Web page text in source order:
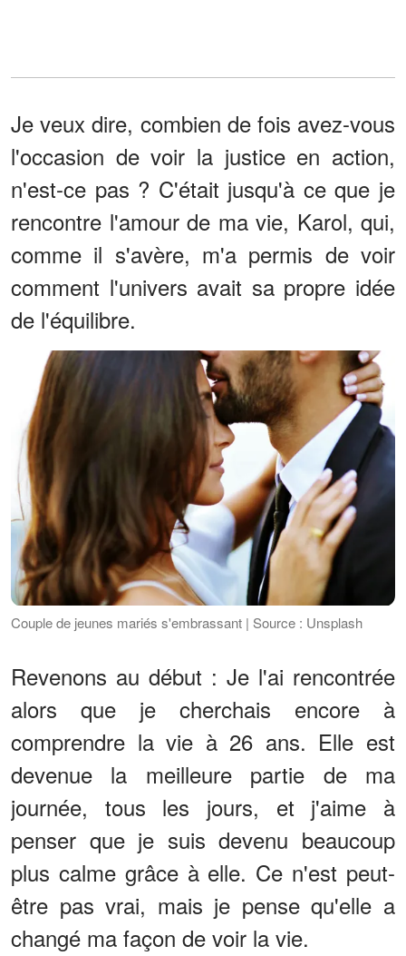
Je veux dire, combien de fois avez-vous
l'occasion de voir la justice en action,
n'est-ce pas ? C'était jusqu'à ce que je
rencontre l'amour de ma vie, Karol, qui,
comme il s'avère, m'a permis de voir
comment l'univers avait sa propre idée
de l'équilibre.
Couple de jeunes mariés s'embrassant | Source : Unsplash
Revenons au début : Je l'ai rencontrée
alors que je cherchais encore à
comprendre la vie à 26 ans. Elle est
devenue la meilleure partie de ma
journée, tous les jours, et j'aime à
penser que je suis devenu beaucoup
plus calme grâce à elle. Ce n'est peut-
être pas vrai, mais je pense qu'elle a
changé ma façon de voir la vie.